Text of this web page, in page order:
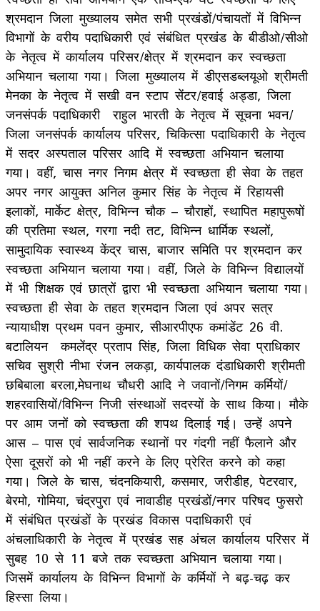
श्रमदान जिला मुख्यालय समेत सभी प्रखंडों/पंचायतों में विभिन्न
विभागों के वरीय पदाधिकारी एवं संबंधित प्रखंड के बीडीओ/सीओ
के नेतृत्व में कार्यालय परिसर/क्षेत्र में श्रमदान कर स्वच्छता
अभियान चलाया गया। जिला मुख्यालय में डीएसडब्लयूओ श्रीमती
मेनका के नेतृत्व में सखी वन स्टाप सेंटर/हवाई अड्डा, जिला
जनसंपर्क पदाधिकारी राहुल भारती के नेतृत्व में सूचना भवन/
जिला जनसंपर्क कार्यालय परिसर, चिकित्सा पदाधिकारी के नेतृत्व
में सदर अस्पताल परिसर आदि में स्वच्छता अभियान चलाया
गया। वहीं, चास नगर निगम क्षेत्र में स्वच्छता ही सेवा के तहत
अपर नगर आयुक्त अनिल कुमार सिंह के नेतृत्व में रिहायसी
इलाकों, मार्केट क्षेत्र, विभिन्न चौक – चौराहों, स्थापित महापुरूषों
की प्रतिमा स्थल, गरगा नदी तट, विभिन्न धार्मिक स्थलों,
सामुदायिक स्वास्थ्य केंद्र चास, बाजार समिति पर श्रमदान कर
स्वच्छता अभियान चलाया गया। वहीं, जिले के विभिन्न विद्यालयों
में भी शिक्षक एवं छात्रों द्वारा भी स्वच्छता अभियान चलाया गया।
स्वच्छता ही सेवा के तहत श्रमदान जिला एवं अपर सत्र
न्यायाधीश प्रथम पवन कुमार, सीआरपीएफ कमांडेंट 26 वी.
बटालियन कमलेंद्र प्रताप सिंह, जिला विधिक सेवा प्राधिकार
सचिव सुश्री नीभा रंजन लकड़ा, कार्यपालक दंडाधिकारी श्रीमती
छबिबाला बरला,मेघनाथ चौधरी आदि ने जवानों/निगम कर्मियों/
शहरवासियों/विभिन्न निजी संस्थाओं सदस्यों के साथ किया। मौके
पर आम जनों को स्वच्छता की शपथ दिलाई गई। उन्हें अपने
आस – पास एवं सार्वजनिक स्थानों पर गंदगी नहीं फैलाने और
ऐसा दूसरों को भी नहीं करने के लिए प्रेरित करने को कहा
गया। जिले के चास, चंदनकियारी, कसमार, जरीडीह, पेटरवार,
बेरमो, गोमिया, चंद्रपुरा एवं नावाडीह प्रखंडों/नगर परिषद फुसरो
में संबंधित प्रखंडों के प्रखंड विकास पदाधिकारी एवं
अंचलाधिकारी के नेतृत्व में प्रखंड सह अंचल कार्यालय परिसर में
सुबह 10 से 11 बजे तक स्वच्छता अभियान चलाया गया।
जिसमें कार्यालय के विभिन्न विभागों के कर्मियों ने बढ़-चढ़ कर
हिस्सा लिया।